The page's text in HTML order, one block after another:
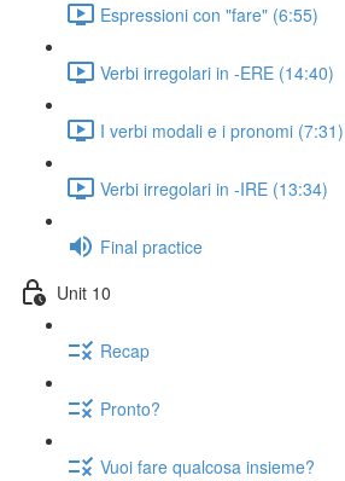
Espressioni con "fare" (6:55)
Verbi irregolari in -ERE (14:40)
I verbi modali e i pronomi (7:31)
Verbi irregolari in -IRE (13:34)
Final practice
Unit 10
Recap
Pronto?
Vuoi fare qualcosa insieme?